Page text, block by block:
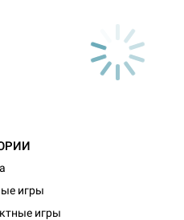
игры
игры